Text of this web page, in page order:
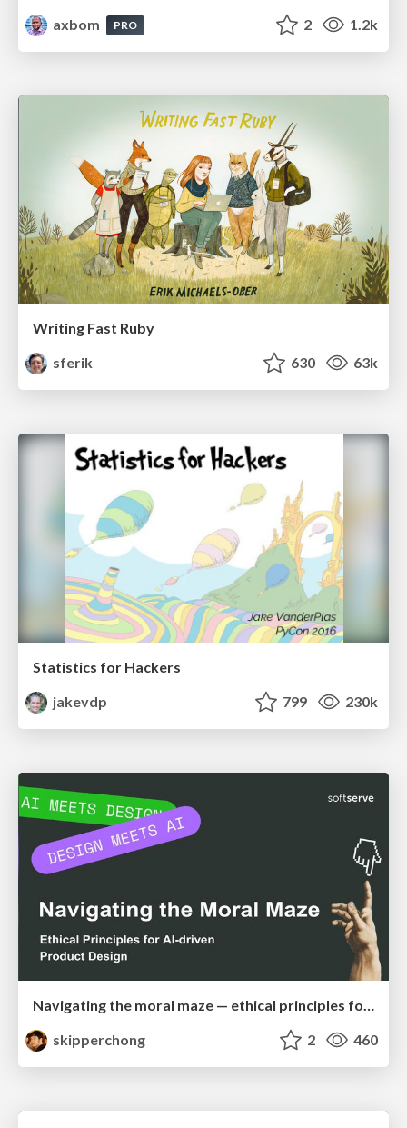
axbom PRO 2 1.2k
Writing Fast Ruby
sferik
630 63k
Statistics for Hackers
jakevdp
799 230k
Navigating the moral maze — ethical principles for Al-driven product design
skipperchong
2 460